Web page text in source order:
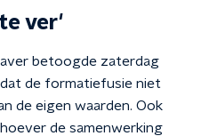
ver'
betoogde zaterdag
de formatiefusie niet
de eigen waarden. Ook
de samenwerking